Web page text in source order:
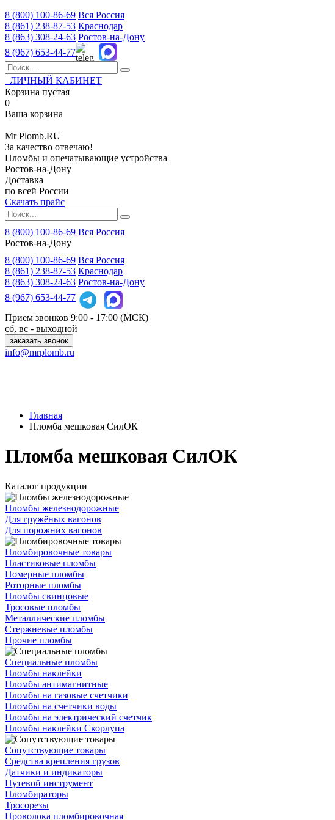
8 (800) 100-86-69 Вся Россия
8 (861) 238-87-53 Краснодар
8 (863) 308-24-63 Ростов-на-Дону
8 (967) 653-44-77
ЛИЧНЫЙ КАБИНЕТ
Корзина пустая
0
Ваша корзина
MrPlomb.RU
За качество отвечаю!
Пломбы и опечатывающие устройства
Ростов-на-Дону
Доставка
по всей России
Скачать прайс
8 (800) 100-86-69 Вся Россия
Ростов-на-Дону
8 (800) 100-86-69 Вся Россия
8 (861) 238-87-53 Краснодар
8 (863) 308-24-63 Ростов-на-Дону
8 (967) 653-44-77
Прием звонков 9:00 - 17:00 (МСК)
сб, вс - выходной
заказать звонок
info@mrplomb.ru
Главная
Пломба мешковая СилОК
Пломба мешковая СилОК
Каталог продукции
Пломбы железнодорожные
Для гружёных вагонов
Для порожних вагонов
Пломбировочные товары
Пластиковые пломбы
Номерные пломбы
Роторные пломбы
Пломбы свинцовые
Тросовые пломбы
Металлические пломбы
Стержневые пломбы
Прочие пломбы
Специальные пломбы
Пломбы наклейки
Пломбы антимагнитные
Пломбы на газовые счетчики
Пломбы на счетчики воды
Пломбы на электрический счетчик
Пломбы наклейки Скорлупа
Сопутствующие товары
Средства крепления грузов
Датчики и индикаторы
Путевой инструмент
Пломбираторы
Тросорезы
Проволока пломбировочная